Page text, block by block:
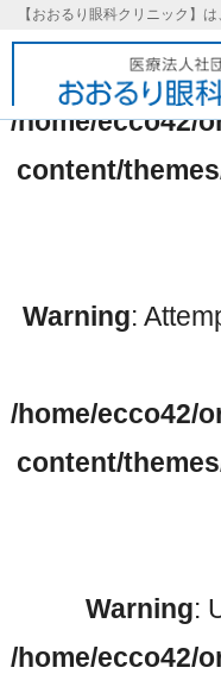
Warning:
/home/ecco42/
content/
Warning:
/home/ecco42/
content/
Warning:
/home/ecco42/
【おおるり眼科クリニック】
検査機器の